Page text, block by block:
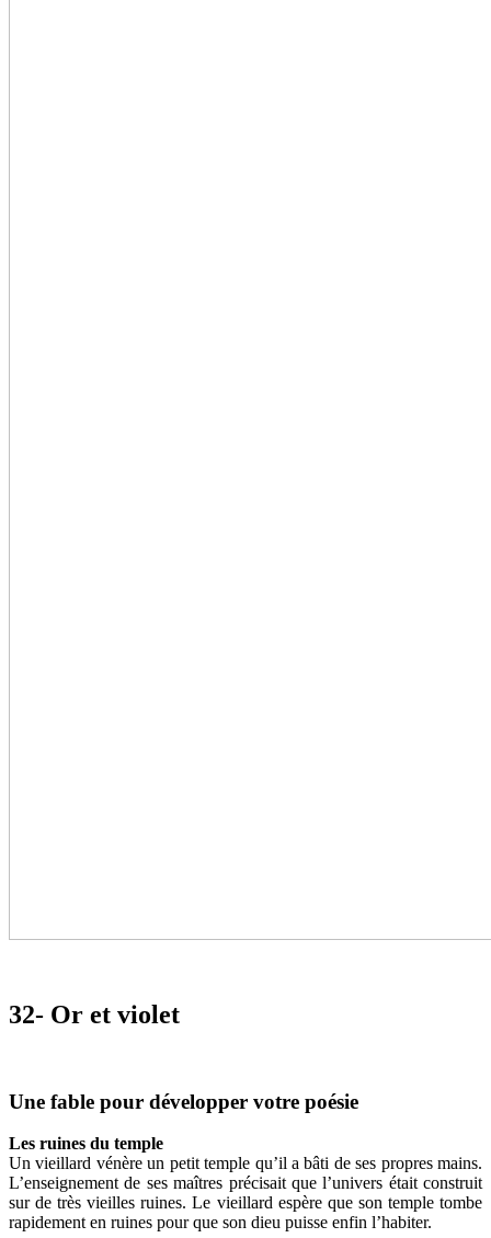
32- Or et violet
Une fable pour développer votre poésie
Les ruines du temple
Un vieillard vénère un petit temple qu’il a bâti de ses propres mains.
L’enseignement de ses maîtres précisait que l’univers était construit
sur de très vieilles ruines. Le vieillard espère que son temple tombe
rapidement en ruines pour que son dieu puisse enfin l’habiter.